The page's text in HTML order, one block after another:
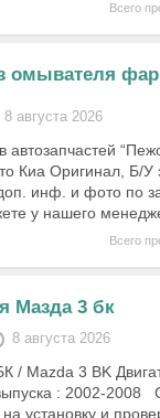
Всего
омывателя фар
8 августа 2026
автозапчастей
Киа Оригинал, Б/У
инф. и фото по
у нашего
Всего
Мазда 3 бк
8 августа 2026
/ Mazda 3 BK
: 2002-2008
установку и